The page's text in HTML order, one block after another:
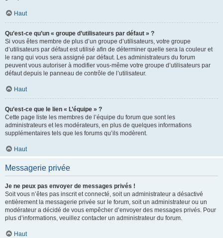
Haut
Qu’est-ce qu’un « groupe d’utilisateurs par défaut » ?
Si vous êtes membre de plus d’un groupe d’utilisateurs, votre groupe
d’utilisateurs par défaut est utilisé afin de déterminer quelle sera la couleur et
le rang qui vous sera assigné par défaut. Les administrateurs du forum
peuvent vous autoriser à modifier vous-même votre groupe d’utilisateurs par
défaut depuis le panneau de contrôle de l’utilisateur.
Haut
Qu’est-ce que le lien « L’équipe » ?
Cette page liste les membres de l’équipe du forum que sont les
administrateurs et les modérateurs, en plus de quelques informations
supplémentaires tels que les forums qu’ils modèrent.
Haut
Messagerie privée
Je ne peux pas envoyer de messages privés !
Soit vous n’êtes pas inscrit et connecté, soit un administrateur a désactivé
entièrement la messagerie privée sur le forum, soit un administrateur ou un
modérateur a décidé de vous empêcher d’envoyer des messages privés. Pour
plus d’informations, veuillez contacter un administrateur du forum.
Haut